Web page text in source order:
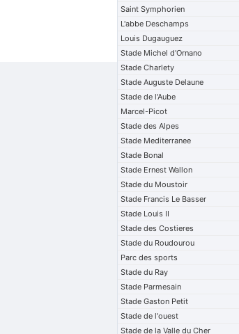
Saint Symphorien
L'abbe Deschamps
Louis Dugauguez
Stade Michel d'Ornano
Stade Charlety
Stade Auguste Delaune
Stade de l'Aube
Marcel-Picot
Stade des Alpes
Stade Mediterranee
Stade Bonal
Stade Ernest Wallon
Stade du Moustoir
Stade Francis Le Basser
Stade Louis II
Stade des Costieres
Stade du Roudourou
Parc des sports
Stade du Ray
Stade Parmesain
Stade Gaston Petit
Stade de l'ouest
Stade de la Valle du Cher